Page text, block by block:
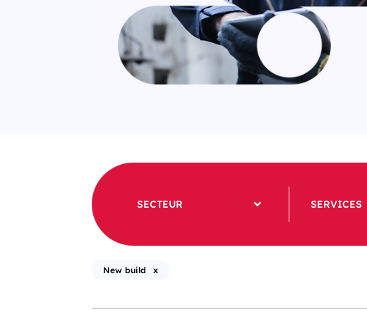
SECTEUR SERVICES
New build x